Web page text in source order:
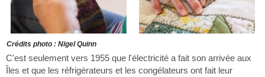
Crédits photo : Nigel Quinn
C'est seulement vers 1955 que l'électricité a fait son arrivée aux
Îles et que les réfrigérateurs et les congélateurs ont fait leur